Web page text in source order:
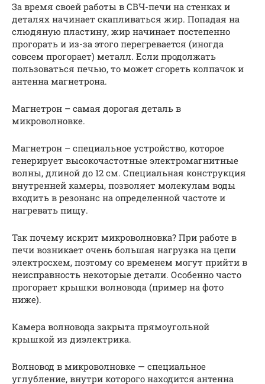
За время своей работы в СВЧ-печи на стенках и
деталях начинает скапливаться жир. Попадая на
слюдяную пластину, жир начинает постепенно
прогорать и из-за этого перегревается (иногда
совсем прогорает) металл. Если продолжать
пользоваться печью, то может сгореть колпачок и
антенна магнетрона.
Магнетрон – самая дорогая деталь в
микроволновке.
Магнетрон – специальное устройство, которое
генерирует высокочастотные электромагнитные
волны, длиной до 12 см. Специальная конструкция
внутренней камеры, позволяет молекулам воды
входить в резонанс на определенной частоте и
нагревать пищу.
Так почему искрит микроволновка? При работе в
печи возникает очень большая нагрузка на цепи
электросхем, поэтому со временем могут прийти в
неисправность некоторые детали. Особенно часто
прогорает крышки волновода (пример на фото
ниже).
Камера волновода закрыта прямоугольной
крышкой из диэлектрика.
Волновод в микроволновке — специальное
углубление, внутри которого находится антенна